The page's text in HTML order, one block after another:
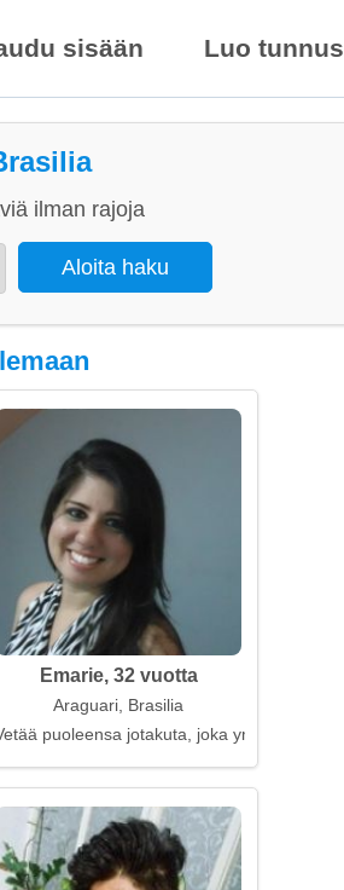
sisään Luo tunnus
ilman rajoja
Emarie, 32 vuotta
Araguari, Brasilia
puoleensa jotakuta, joka ymmärtää